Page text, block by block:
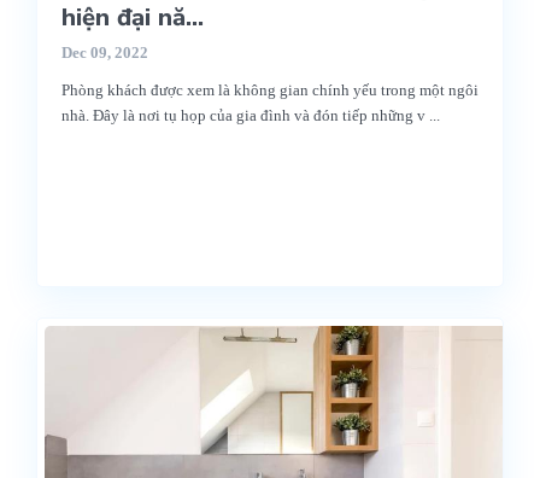
hiện đại nă...
Dec 09, 2022
Phòng khách được xem là không gian chính yếu trong một ngôi
nhà. Đây là nơi tụ họp của gia đình và đón tiếp những v ...